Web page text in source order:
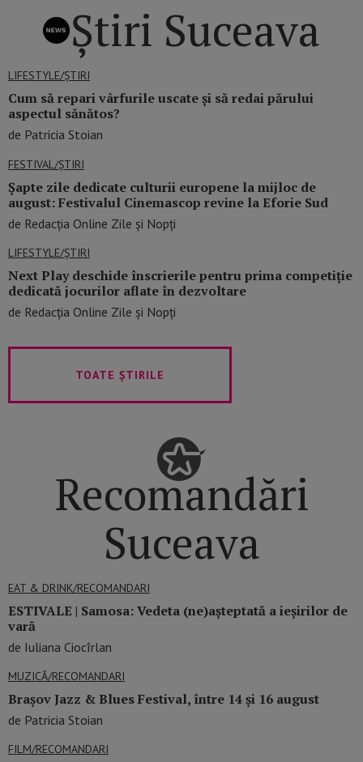
Știri Suceava
LIFESTYLE/ȘTIRI
Cum să repari vârfurile uscate și să redai părului
aspectul sănătos?
de Patricia Stoian
FESTIVAL/ȘTIRI
Șapte zile dedicate culturii europene la mijloc de
august: Festivalul Cinemascop revine la Eforie Sud
de Redacția Online Zile și Nopți
LIFESTYLE/ȘTIRI
Next Play deschide înscrierile pentru prima competiție
dedicată jocurilor aflate în dezvoltare
de Redacția Online Zile și Nopți
TOATE ȘTIRILE
Recomandări
Suceava
EAT & DRINK/RECOMANDARI
ESTIVALE | Samosa: Vedeta (ne)așteptată a ieșirilor de
vară
de Iuliana Ciocîrlan
MUZICĂ/RECOMANDARI
Brașov Jazz & Blues Festival, între 14 și 16 august
de Patricia Stoian
FILM/RECOMANDARI